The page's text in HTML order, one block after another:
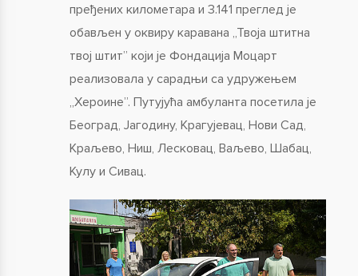
пређених километара и 3.141 преглед је
обављен у оквиру каравана „Твоја штитна
твој штит” који је Фондација Моцарт
реализовала у сарадњи са удружењем
„Хероине”. Путујућа амбуланта посетила је
Београд, Јагодину, Крагујевац, Нови Сад,
Краљево, Ниш, Лесковац, Ваљево, Шабац,
Кулу и Сивац.